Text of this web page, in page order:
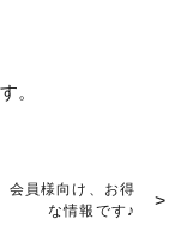
。
会員様向け、お得
な情報です♪